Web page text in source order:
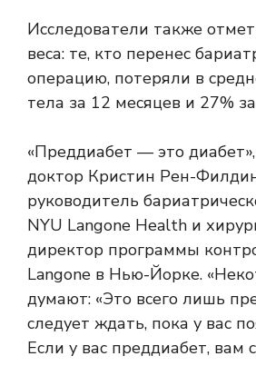
Исследователи также
веса: те, кто перенес
операцию, потеряли в
тела за 12 месяцев и 27%
«Преддиабет — это
доктор Кристин Рен-
руководитель
NYU Langone Health и
директор программы
Langone в Нью-Йорке.
думают: «Это всего лишь
следует ждать, пока у вас
Если у вас преддиабет, вам